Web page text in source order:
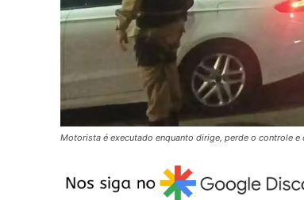
Motorista é executado enquanto dirige, perde o controle